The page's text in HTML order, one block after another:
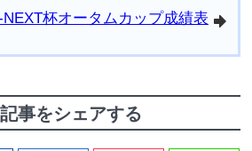
arrowright
杯オータムカップ成績表
事をシェアする